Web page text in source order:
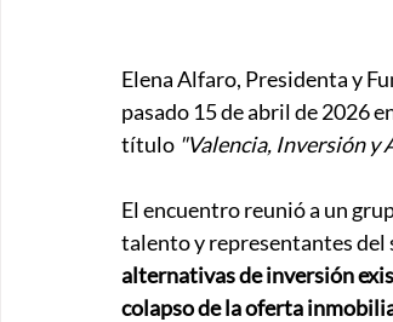
Elena Alfaro, Presidenta y
pasado 15 de abril de 2026
título "Valencia, Inversión y
El encuentro reunió a un
talento y representantes del
alternativas de inversión
colapso de la oferta